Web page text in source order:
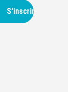
S'inscrire